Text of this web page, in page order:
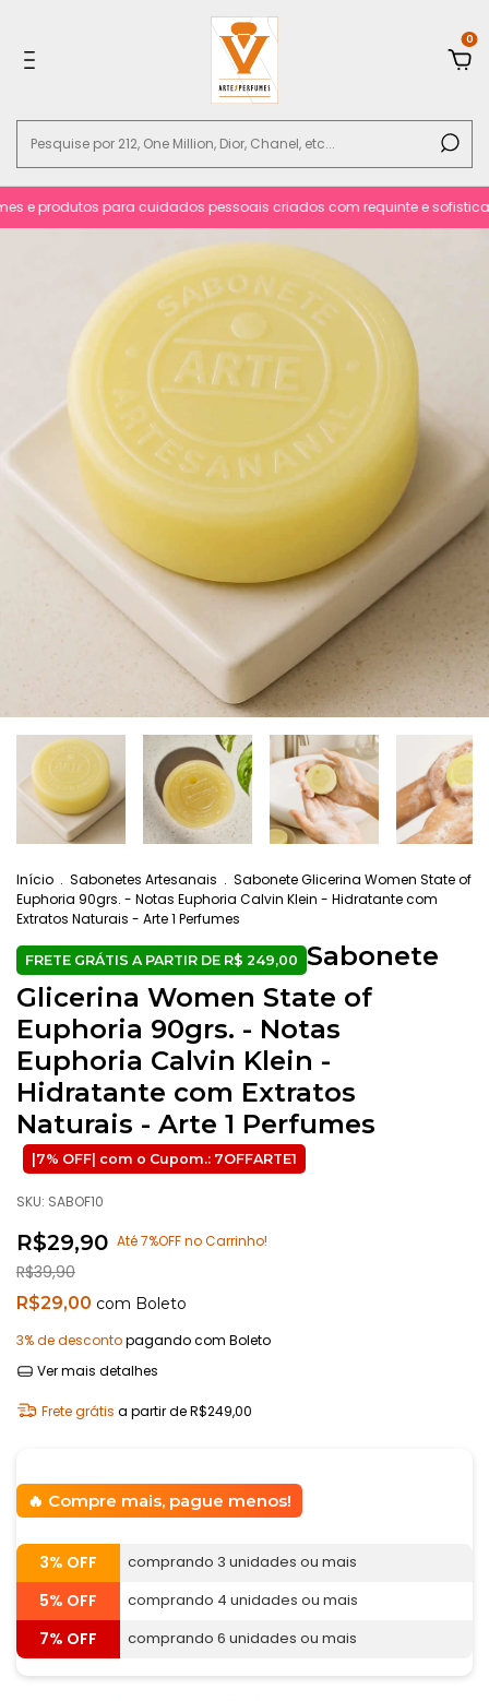
0
produtos para cuidados pessoais criados com requinte e
Início . Sabonetes Artesanais . Sabonete Glicerina Women State of
Euphoria 90grs. - Notas Euphoria Calvin Klein - Hidratante com
Extratos Naturais - Arte 1 Perfumes
Sabonete
Glicerina Women State of
Euphoria 90grs. - Notas
Euphoria Calvin Klein -
Hidratante com Extratos
Naturais - Arte 1 Perfumes
SKU: SABOF10
R$29,90 Até 7%OFF no Carrinho!
R$39,90
R$29,00 com Boleto
3% de descontopagando com Boleto
Ver mais detalhes
Frete grátis a partir deR$249,00
Compre mais, pague menos!
3% OFF comprando 3 unidades ou mais
5% OFF comprando 4 unidades ou mais
7% OFF comprando 6 unidades ou mais